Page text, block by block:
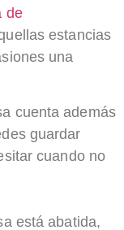
de
estancias
una
cuenta además
guardar
cuando no
está abatida,